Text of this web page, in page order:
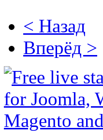
< Назад
Вперёд >